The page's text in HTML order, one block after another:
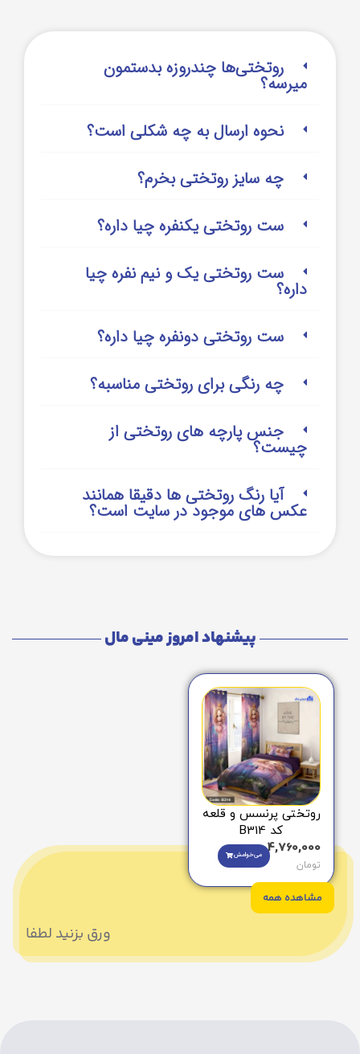
روتختی‌‌ها چندروزه بدستمون
میرسه؟
نحوه ارسال به چه شکلی است؟
چه سایز روتختی بخرم؟
ست روتختی یکنفره چیا داره؟
ست روتختی یک و نیم نفره چیا
داره؟
ست روتختی دونفره چیا داره؟
چه رنگی برای روتختی مناسبه؟
جنس پارچه های روتختی از
چیست؟
آیا رنگ روتختی ها دقیقا همانند
عکس های موجود در سایت است؟
پیشنهاد امروز مینی مال
روتختی پرنسس و قلعه
کد B314
4,760,000
تومان
می‌خوامش
مشاهده همه
ورق بزنید لطفا